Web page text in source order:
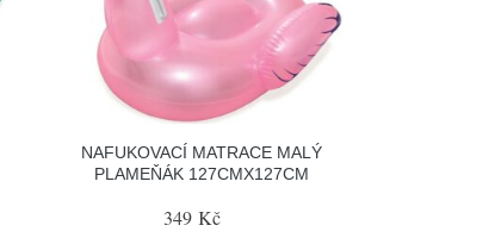
NAFUKOVACÍ MATRACE MALÝ
PLAMEŇÁK 127CMX127CM
349 Kč